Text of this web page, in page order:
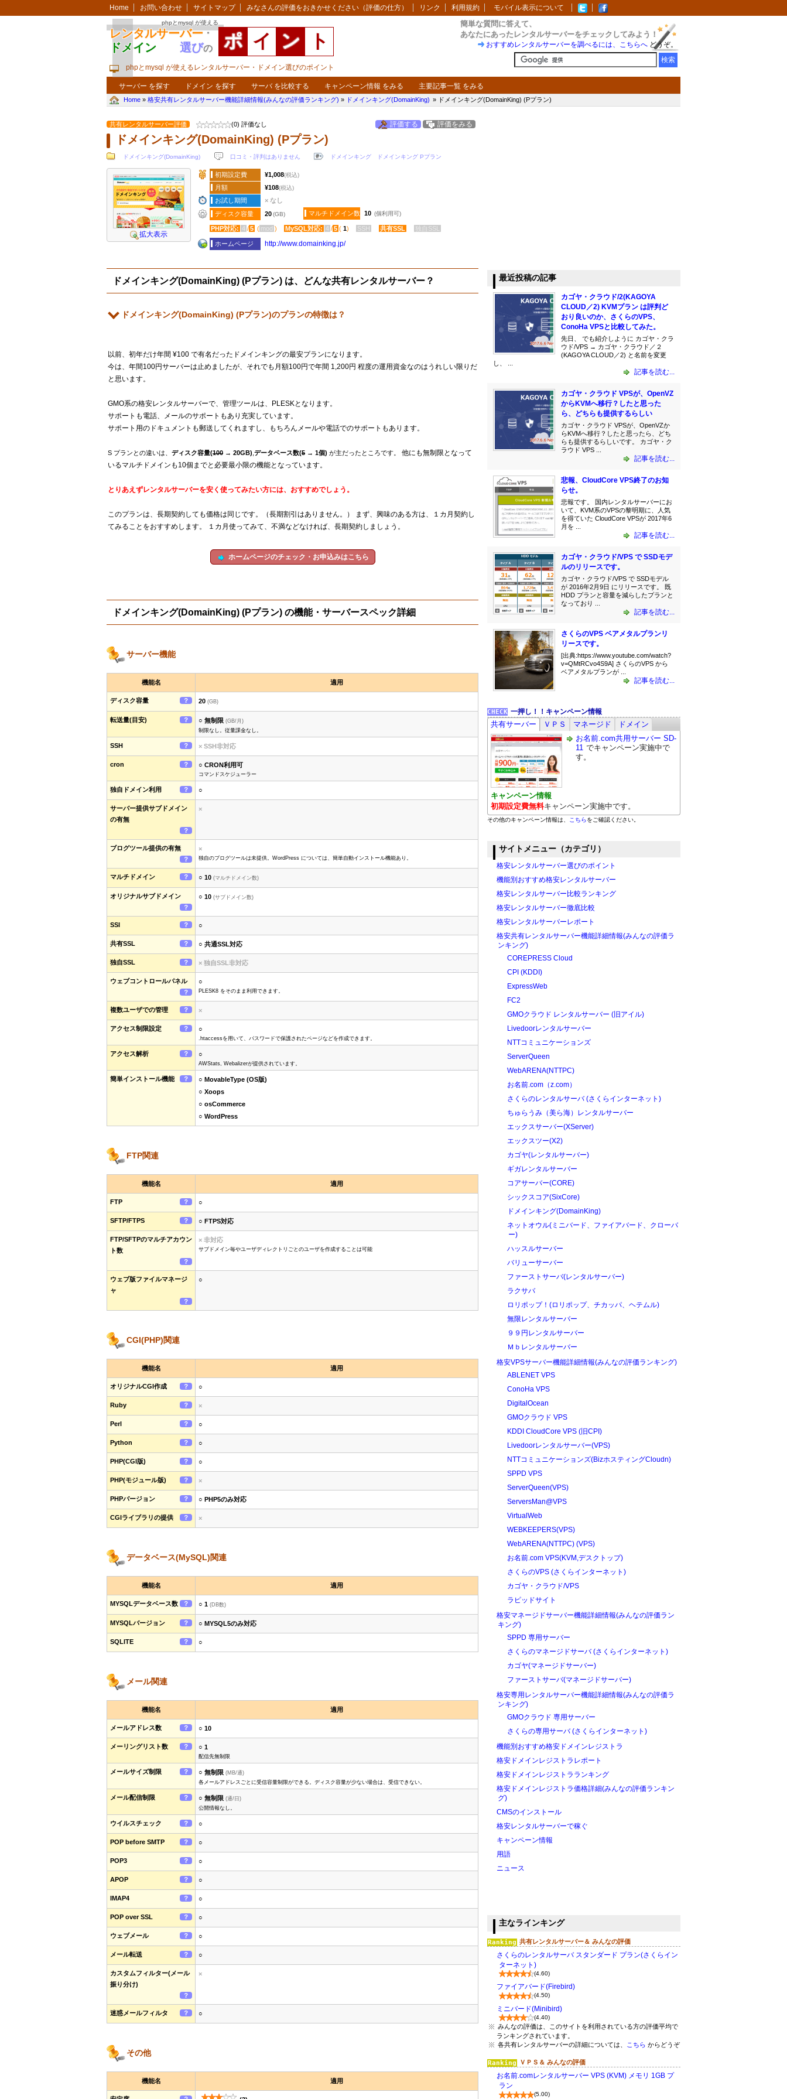
Home お問い合わせ サイトマップ みなさんの評価をおきかせください（評価の仕方） リンク 利用規約 モバイル表示について
phpとmysql が使える
レンタルサーバー・ ポ イ ン ト
ドメイン 選びの
phpとmysql が使えるレンタルサーバー・ドメイン選びのポイント
簡単な質問に答えて、
あなたにあったレンタルサーバーをチェックしてみよう！
おすすめレンタルサーバーを調べるには、こちらへ どうぞ。
サーバー を探す ドメイン を探す サーバ を比較する キャンペーン情報 をみる 主要記事一覧 をみる
Home » 格安共有レンタルサーバー機能詳細情報(みんなの評価ランキング) » ドメインキング(DomainKing) » ドメインキング(DomainKing) (Pプラン)
共有レンタルサーバー評価 (0) 評価なし 評価する 評価をみる
ドメインキング(DomainKing) (Pプラン)
ドメインキング(DomainKing) 口コミ・評判はありません ドメインキング ドメインキング Pプラン
拡大表示
初期設定費 ¥1,008(税込)
月額 ¥108(税込)
お試し期間
× なし
ディスク容量
20(GB) マルチドメイン数 10 (個利用可)
PHP対応: 4 /5 ( mod ) MySQL対応: 4 /5 ( 1) SSH 共有SSL 独自SSL
ホームページ http:​/​/www.domainking.jp​/
ドメインキング(DomainKing) (Pプラン) は、どんな共有レンタルサーバー？
ドメインキング(DomainKing) (Pプラン)のプランの特徴は？
以前、初年だけ年間 ¥100 で有名だったドメインキングの最安プランになります。
今は、年間100円サーバーは止めましたが、それでも月額100円で年間 1,200円 程度の運用資金なのはうれしい限りだ
と思います。
GMO系の格安レンタルサーバーで、管理ツールは、PLESKとなります。
サポートも電話、メールのサポートもあり充実しています。
サポート用のドキュメントも郵送してくれますし、もちろんメールや電話でのサポートもあります。
S プランとの違いは、 ディスク容量(100 → 20GB) データベース数(5 → 1個) が主だったところです。
他にも無制限となって
いるマルチドメインも10個までと必要最小限の機能となっています。
とりあえずレンタルサーバーを安く使ってみたい方には、おすすめでしょう。
このプランは、長期契約しても価格は同じです。（長期割引はありません。） まず、興味のある方は、１カ月契約し
てみることをおすすめします。 １カ月使ってみて、不満などなければ、長期契約しましょう。
ホームページのチェック・お申込みはこちら
ドメインキング(DomainKing) (Pプラン) の機能・サーバースペック詳細
サーバー機能
機能名 適用
ディスク容量 ？ 20 (GB)
転送量(目安) ？ ○ 無制限 (GB/月)
制限なし。従量課金なし。
SSH ？ × SSH非対応
cron ？ ○ CRON利用可
コマンドスケジューラー
独自ドメイン利用 ？ ○
サーバー提供サブドメイン
の有無
？
×
ブログツール提供の有無
？
×
独自のブログツールは未提供。WordPress については、簡単自動インストール機能あり。
マルチドメイン ？ ○ 10 (マルチドメイン数)
オリジナルサブドメイン
？
○ 10 (サブドメイン数)
SSI ？ ○
共有SSL ？ ○ 共通SSL対応
独自SSL ？ × 独自SSL非対応
ウェブコントロールパネル
？
○
PLESK8 をそのまま利用できます。
複数ユーザでの管理 ？ ×
アクセス制限設定 ？ ○
.htaccessを用いて、パスワードで保護されたページなどを作成できます。
アクセス解析 ？ ○
AWStats, Webalizerが提供されています。
簡単インストール機能 ？
○ MovableType (OS版)
○ Xoops
○ osCommerce
○ WordPress
FTP関連
機能名 適用
FTP ？ ○
SFTP/FTPS ？ ○ FTPS対応
FTP/SFTPのマルチアカウン
ト数
？
× 非対応
サブドメイン毎やユーザディレクトリごとのユーザを作成することは可能
ウェブ版ファイルマネージ
ャ
？
○
CGI(PHP)関連
機能名 適用
オリジナルCGI作成 ？ ○
Ruby ？ ×
Perl ？ ○
Python ？ ○
PHP(CGI版) ？ ○
PHP(モジュール版) ？ ×
PHPバージョン ？ ○ PHP5のみ対応
CGIライブラリの提供 ？ ×
データベース(MySQL)関連
機能名 適用
MYSQLデータベース数 ？ ○ 1 (DB数)
MYSQLバージョン ？ ○ MYSQL5のみ対応
SQLITE ？ ○
メール関連
機能名 適用
メールアドレス数 ？ ○ 10
メーリングリスト数 ？ ○ 1
配信先無制限
メールサイズ制限 ？ ○ 無制限 (MB/通)
各メールアドレスごとに受信容量制限ができる。ディスク容量が少ない場合は、受信できない。
メール配信制限 ？ ○ 無制限 (通/日)
公開情報なし。
ウイルスチェック ？ ○
POP before SMTP ？ ○
POP3 ？ ○
APOP ？ ○
IMAP4 ？ ○
POP over SSL ？ ○
ウェブメール ？ ○
メール転送 ？ ○
カスタムフィルター(メール
振り分け)
？
×
迷惑メールフィルタ ？ ○
その他
機能名 適用
最近投稿の記事
カゴヤ・クラウド/2(KAGOYA
CLOUD／2) KVMプラン は評判ど
おり良いのか、さくらのVPS、
ConoHa VPSと比較してみた。
先日、 でも紹介しように カゴヤ・クラ
ウド/VPS → カゴヤ・クラウド／２
(KAGOYA CLOUD／2) と名前を変更
し、 ...
記事を読む...
カゴヤ・クラウド VPSが、OpenVZ
からKVMへ移行？したと思った
ら、どちらも提供するらしい
カゴヤ・クラウド VPSが、OpenVZか
らKVMへ移行？したと思ったら、どち
らも提供するらしいです。 カゴヤ・ク
ラウド VPS ...
記事を読む...
悲報、CloudCore VPS終了のお知
らせ。
悲報です。 国内レンタルサーバーにお
いて、KVM系のVPSの黎明期に、人気
を得ていた CloudCore VPSが 2017年6
月を ...
記事を読む...
カゴヤ・クラウド/VPS で SSDモデ
ルのリリースです。
カゴヤ・クラウド/VPS で SSDモデル
が 2016年2月9日 にリリースです。 既
HDD プランと容量を減らしたプランと
なっており ...
記事を読む...
さくらのVPS ベアメタルプランリ
リースです。
[出典:https://www.youtube.com/watch?
v=QMtRCvo4S9A] さくらのVPS から
ベアメタルプランが ...
記事を読む...
一押し！！キャンペーン情報
共有サーバー ＶＰＳ マネージド
ドメイン
お名前.com共用サーバー SD-
11 でキャンペーン実施中で
す。
キャンペーン情報
初期設定費無料キャンペーン実施中です。
その他のキャンペーン情報は、 こちらをご確認ください。
サイトメニュー（カテゴリ）
格安レンタルサーバー選びのポイント
機能別おすすめ格安レンタルサーバー
格安レンタルサーバー比較ランキング
格安レンタルサーバー徹底比較
格安レンタルサーバーレポート
格安共有レンタルサーバー機能詳細情報(みんなの評価ラ
ンキング)
COREPRESS Cloud
CPI (KDDI)
ExpressWeb
FC2
GMOクラウド レンタルサーバー (旧アイル)
Livedoorレンタルサーバー
NTTコミュニケーションズ
ServerQueen
WebARENA(NTTPC)
お名前.com（z.com）
さくらのレンタルサーバ (さくらインターネット)
ちゅらうみ（美ら海）レンタルサーバー
エックスサーバー(XServer)
エックスツー(X2)
カゴヤ(レンタルサーバー)
ギガレンタルサーバー
コアサーバー(CORE)
シックスコア(SixCore)
ドメインキング(DomainKing)
ネットオウル(ミニバード、ファイアバード、クローバ
ー)
ハッスルサーバー
バリューサーバー
ファーストサーバ(レンタルサーバー)
ラクサバ
ロリポップ！(ロリポップ、チカッパ、ヘテムル)
無限レンタルサーバー
９９円レンタルサーバー
Ｍｂレンタルサーバー
格安VPSサーバー機能詳細情報(みんなの評価ランキング)
ABLENET VPS
ConoHa VPS
DigitalOcean
GMOクラウド VPS
KDDI CloudCore VPS (旧CPI)
Livedoorレンタルサーバー(VPS)
NTTコミュニケーションズ(BizホスティングCloudn)
SPPD VPS
ServerQueen(VPS)
ServersMan@VPS
VirtualWeb
WEBKEEPERS(VPS)
WebARENA(NTTPC) (VPS)
お名前.com VPS(KVM,デスクトップ)
さくらのVPS (さくらインターネット)
カゴヤ・クラウド/VPS
ラピッドサイト
格安マネージドサーバー機能詳細情報(みんなの評価ラン
キング)
SPPD 専用サーバー
さくらのマネージドサーバ (さくらインターネット)
カゴヤ(マネージドサーバー)
ファーストサーバ(マネージドサーバー)
格安専用レンタルサーバー機能詳細情報(みんなの評価ラ
ンキング)
GMOクラウド 専用サーバー
さくらの専用サーバ (さくらインターネット)
機能別おすすめ格安ドメインレジストラ
格安ドメインレジストラレポート
格安ドメインレジストラランキング
格安ドメインレジストラ価格詳細(みんなの評価ランキン
グ)
CMSのインストール
格安レンタルサーバーで稼ぐ
キャンペーン情報
用語
ニュース
主なラインキング
共有レンタルサーバー＆ みんなの評価
さくらのレンタルサーバ スタンダード プラン(さくらイン
ターネット)
(4.60)
ファイアバード(Firebird)
(4.50)
ミニバード(Minibird)
(4.40)
みんなの評価は、このサイトを利用されている方の評価平均で
ランキングされています。
各共有レンタルサーバーの詳細については、
こちら からどうぞ
ＶＰＳ＆ みんなの評価
お名前.comレンタルサーバー VPS (KVM) メモリ 1GB プ
ラン
(5.00)